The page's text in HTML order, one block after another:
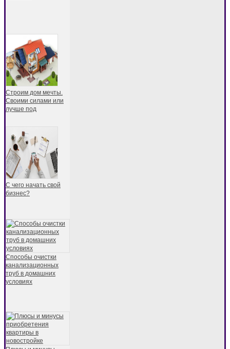
Строим дом мечты.
Своими силами или
лучше под
С чего начать свой
бизнес?
Способы очистки
канализационных
труб в домашних
условиях